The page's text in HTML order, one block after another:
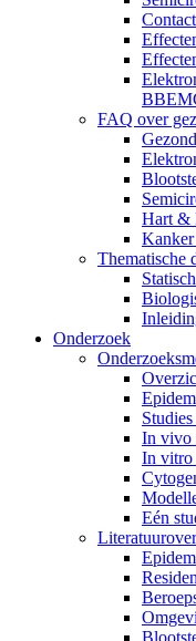
FAQ over
Hart &
Thematische
Onderzoek
In vivo
In vitro
Eén